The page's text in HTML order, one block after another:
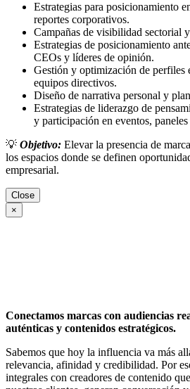
Estrategias para posicionamiento
reportes corporativos.
Campañas de visibilidad sectorial
Estrategias de posicionamiento
CEOs y líderes de opinión.
Gestión y optimización de
equipos directivos.
Diseño de narrativa personal y
Estrategias de liderazgo de
y participación en eventos,
💡 Objetivo: Elevar la presencia de
los espacios donde se definen
empresarial.
Close
×
Conectamos marcas con audiencias
auténticas y contenidos estratégicos.
Sabemos que hoy la influencia va más
relevancia, afinidad y credibilidad. Por
integrales con creadores de contenido